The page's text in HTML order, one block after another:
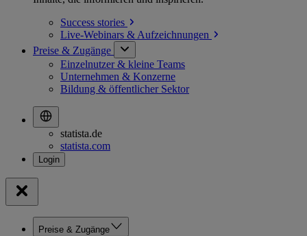
Success stories
Live-Webinars & Aufzeichnungen
Preise & Zugänge
Einzelnutzer & kleine Teams
Unternehmen & Konzerne
Bildung & öffentlicher Sektor
statista.de
statista.com
Preise & Zugänge